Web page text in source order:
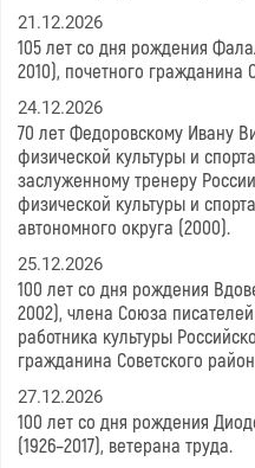
21.12.2026
105 лет со дня рождения
2010), почетного гражданина
24.12.2026
70 лет Федоровскому Ивану
физической культуры и
заслуженному тренеру
физической культуры и
автономного округа (2000).
25.12.2026
100 лет со дня рождения
2002), члена Союза
работника культуры
гражданина Советского
27.12.2026
100 лет со дня рождения
(1926–2017), ветерана труда.